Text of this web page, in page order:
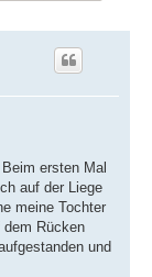
ersten Mal
auf der Liege
meine Tochter
dem Rücken
und